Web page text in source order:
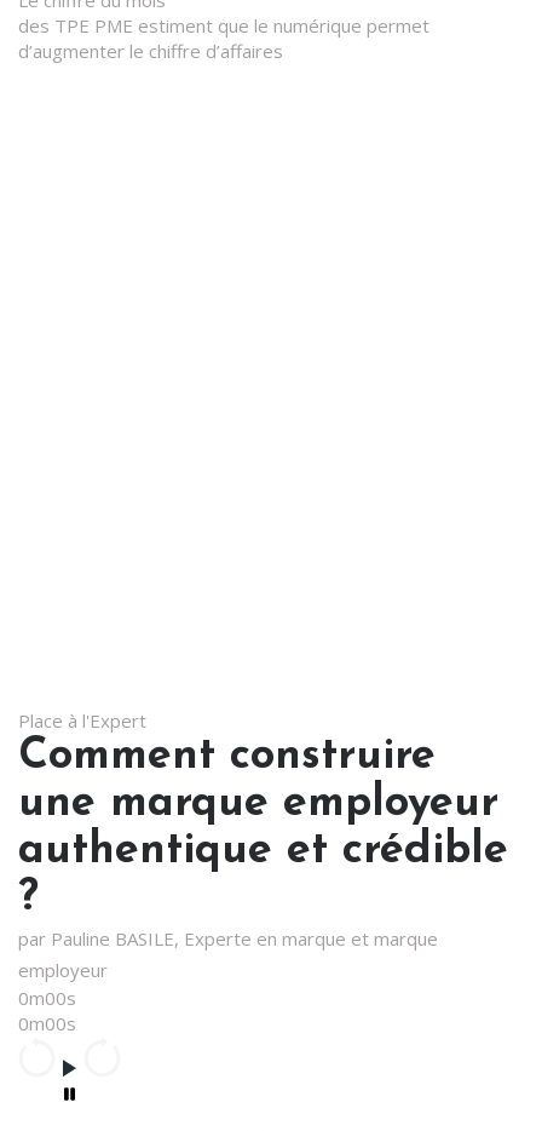
des TPE PME estiment que le numérique permet
d’augmenter le chiffre d’affaires
Place à l'Expert
Comment construire
une marque employeur
authentique et crédible
?
par Pauline BASILE, Experte en marque et marque
employeur
0m00s
0m00s